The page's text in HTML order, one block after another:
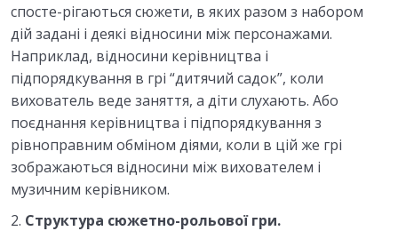
спосте-рігаються сюжети, в яких разом з набором
дій задані і деякі відносини між персонажами.
Наприклад, відносини керівництва і
підпорядкування в грі “дитячий садок”, коли
вихователь веде заняття, а діти слухають. Або
поєднання керівництва і підпорядкування з
рівноправним обміном діями, коли в цій же грі
зображаються відносини між вихователем і
музичним керівником.
Структура сюжетно-рольової гри.